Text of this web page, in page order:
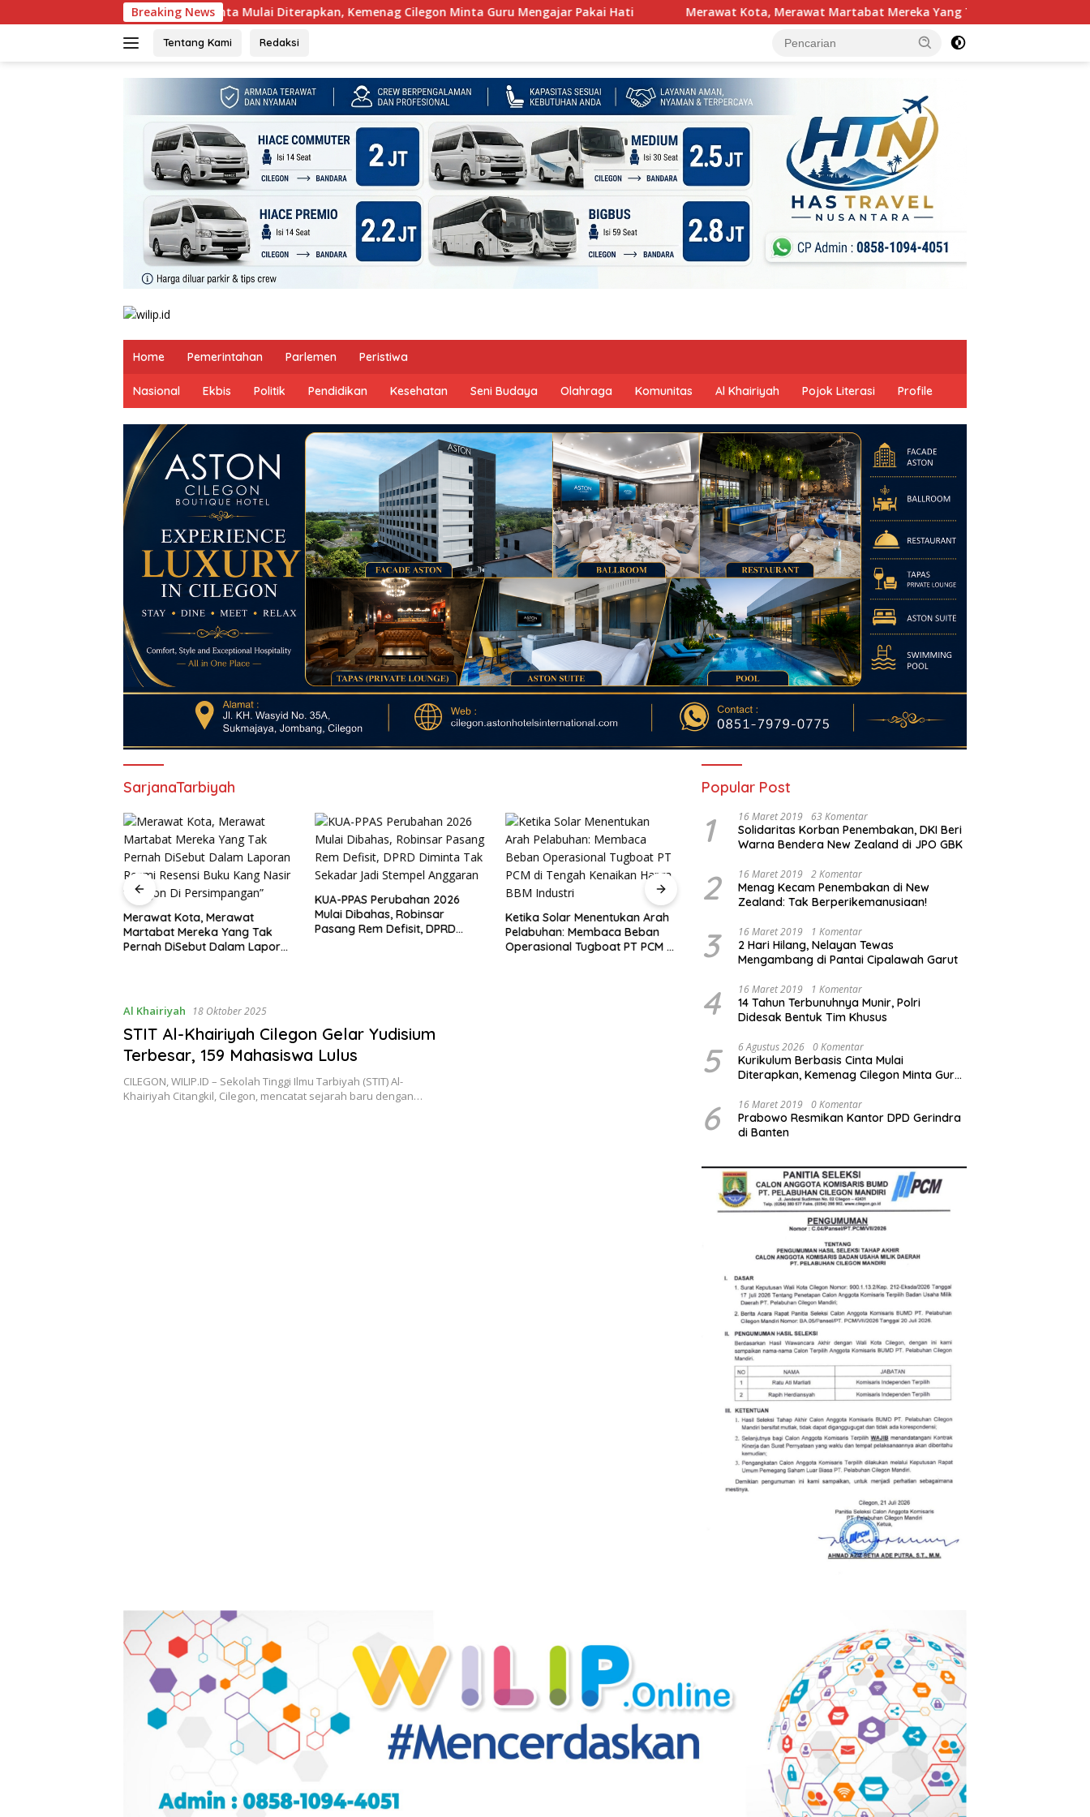
ke
Breaking News
Berbasis Cinta Mulai Diterapkan, Kemenag Cilegon Minta Guru Mengajar Pakai Hati Merawat Kota, Merawat Martabat Mereka Yang Tak Pernah DiSebut Dalam Laporan Resmi
Tentang Kami Redaksi
Home Pemerintahan Parlemen Peristiwa
Nasional Ekbis Politik Pendidikan Kesehatan Seni Budaya Olahraga Komunitas Al Khairiyah Pojok Literasi Profile
SarjanaTarbiyah
Merawat Kota, Merawat
Martabat Mereka Yang Tak
Pernah DiSebut Dalam Laporan
KUA-PPAS Perubahan 2026
Mulai Dibahas, Robinsar
Pasang Rem Defisit, DPRD
Ketika Solar Menentukan Arah
Pelabuhan: Membaca Beban
Operasional Tugboat PT PCM di
Hasani Ahmad Said Hadiri Zikir
dan Doa Kebangsaan di
Monas, Teguhkan Spirit
habisan, Dokumen APBD Dinilai
Belum Sinkron hingga Sempat
Membingungkan DPRD
Al Khairiyah 18 Oktober 2025
STIT Al-Khairiyah Cilegon Gelar Yudisium
Terbesar, 159 Mahasiswa Lulus
CILEGON, WILIP.ID – Sekolah Tinggi Ilmu Tarbiyah (STIT) Al-
Khairiyah Citangkil, Cilegon, mencatat sejarah baru dengan…
Popular Post
1 16 Maret 2019 63 Komentar
Solidaritas Korban Penembakan, DKI Beri
Warna Bendera New Zealand di JPO GBK
2 16 Maret 2019 2 Komentar
Menag Kecam Penembakan di New
Zealand: Tak Berperikemanusiaan!
3 16 Maret 2019 1 Komentar
2 Hari Hilang, Nelayan Tewas
Mengambang di Pantai Cipalawah Garut
4 16 Maret 2019 1 Komentar
14 Tahun Terbunuhnya Munir, Polri
Didesak Bentuk Tim Khusus
5 6 Agustus 2026 0 Komentar
Kurikulum Berbasis Cinta Mulai
Diterapkan, Kemenag Cilegon Minta Guru
6 16 Maret 2019 0 Komentar
Prabowo Resmikan Kantor DPD Gerindra
di Banten